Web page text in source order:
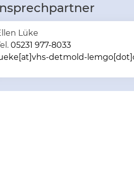
Lüke
05231 977-8033
detmold-